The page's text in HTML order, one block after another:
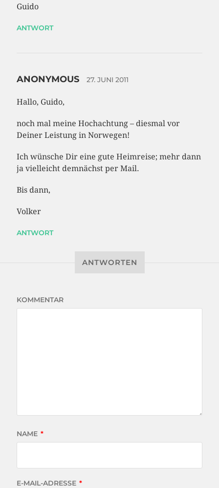
Guido
ANTWORT
ANONYMOUS 27. JUNI 2011
Hallo, Guido,
noch mal meine Hochachtung – diesmal vor
Deiner Leistung in Norwegen!
Ich wünsche Dir eine gute Heimreise; mehr dann
ja vielleicht demnächst per Mail.
Bis dann,
Volker
ANTWORT
ANTWORTEN
KOMMENTAR
NAME *
E-MAIL-ADRESSE *